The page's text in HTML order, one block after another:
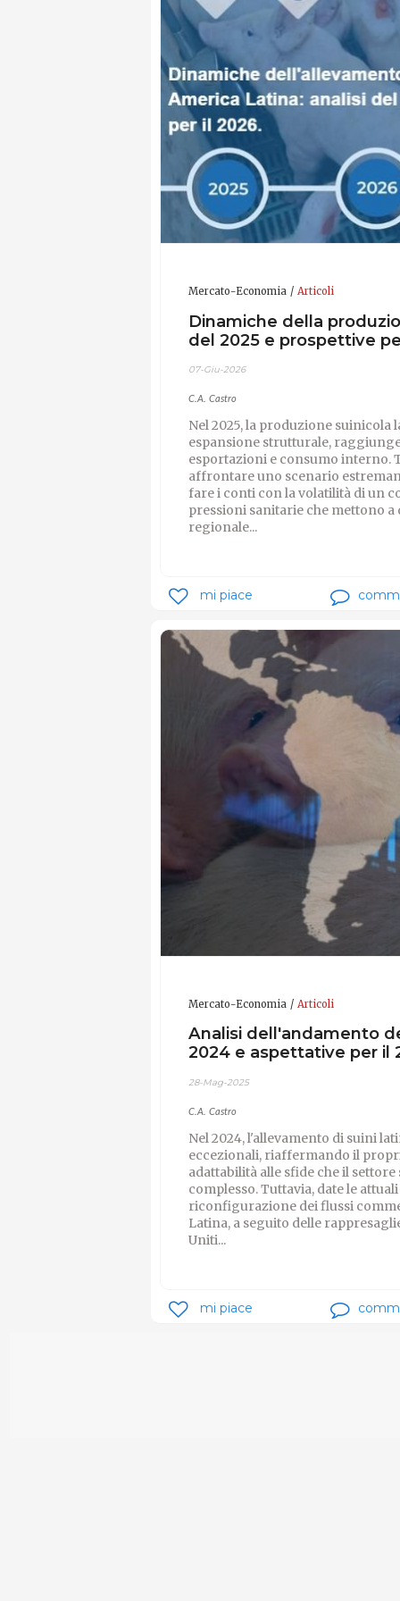
Mercato-Economia Articoli
Dinamiche della
del 2025 e prospettive
07-Giu-2026
C.A. Castro
Nel 2025, la produzione
espansione strutturale,
esportazioni e consumo interno.
affrontare uno scenario
fare i conti con la volatilità di un
pressioni sanitarie che mettono
regionale...
mi piace
Mercato-Economia Articoli
Analisi dell'andamento
2024 e aspettative per il
28-Mag-2025
C.A. Castro
Nel 2024, l'allevamento di suini
eccezionali, riaffermando il
adattabilità alle sfide che il
complesso. Tuttavia, date le
riconfigurazione dei flussi
Latina, a seguito delle
Uniti...
mi piace